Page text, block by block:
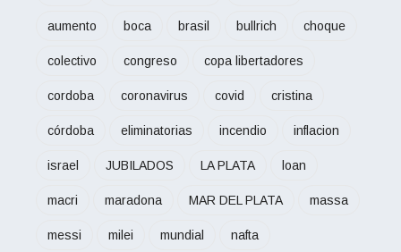
aumento boca brasil bullrich choque
colectivo congreso copa libertadores
cordoba coronavirus covid cristina
córdoba eliminatorias incendio inflacion
israel JUBILADOS LA PLATA loan
macri maradona MAR DEL PLATA massa
messi milei mundial nafta